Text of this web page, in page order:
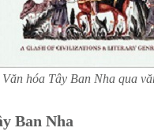
Văn hóa Tây Ban Nha qua
Ban Nha